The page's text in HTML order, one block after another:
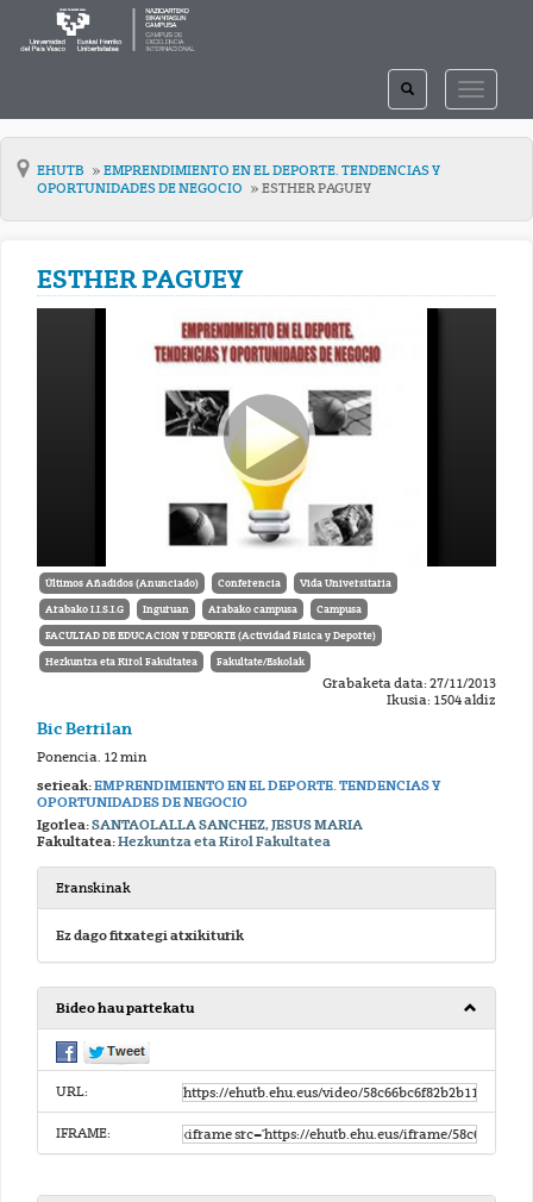
TOGGLE
TOGGLE
SEARCH
EHUTB
EMPRENDIMIENTO EN EL DEPORTE. TENDENCIAS Y
OPORTUNIDADES DE NEGOCIO
ESTHER PAGUEY
ESTHER PAGUEY
Últimos Añadidos (Anunciado) Conferencia Vida Universitaria
Arabako I.I.S.I.G Inguruan Arabako campusa Campusa
FACULTAD DE EDUCACION Y DEPORTE (Actividad Fisica y Deporte)
Hezkuntza eta Kirol Fakultatea Fakultate/Eskolak
Grabaketa data: 27/11/2013
Ikusia: 1504 aldiz
Bic Berrilan
Ponencia. 12 min
serieak:EMPRENDIMIENTO EN EL DEPORTE. TENDENCIAS Y
OPORTUNIDADES DE NEGOCIO
Igorlea:SANTAOLALLA SANCHEZ, JESUS MARIA
Fakultatea:Hezkuntza eta Kirol Fakultatea
Eranskinak
Ez dago fitxategi atxikiturik
Bideo hau partekatu
URL:
IFRAME: